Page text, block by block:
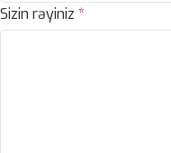
Sizin rəyiniz *